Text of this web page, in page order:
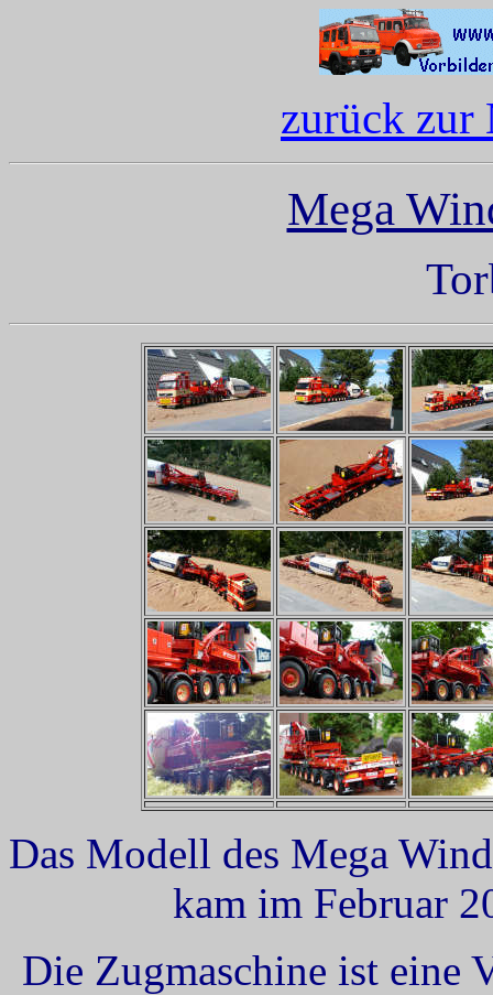
zurück zur
Mega
Das Modell des Mega
kam im Februar
Die Zugmaschine ist eine